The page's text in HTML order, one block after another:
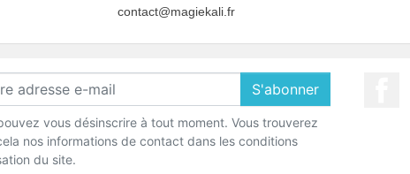
contact@magiekali.fr
S'abonner
vous désinscrire à tout moment. Vous trouverez
nos informations de contact dans les conditions
du site.